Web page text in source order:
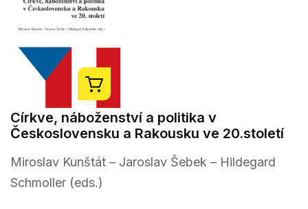
Církve, náboženství a politika v
Československu a Rakousku ve 20.století
Miroslav Kunštát – Jaroslav Šebek – Hildegard
Schmoller (eds.)